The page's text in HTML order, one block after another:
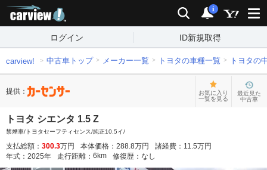
検索 通知
i
ログイン ID新規取得
carview! 中古車トップ メーカー一覧 トヨタの車種一覧 トヨタの
提供：
お気に入り
一覧を見る
最近見た
中古車
トヨタ シエンタ 1.5 Z
禁煙車/トヨタセーフティセンス/純正10.5イ/
支払総額： 300.3万円 本体価格： 288.8万円 諸経費： 11.5万円
年式： 2025年 走行距離： 6 km 修復歴： なし